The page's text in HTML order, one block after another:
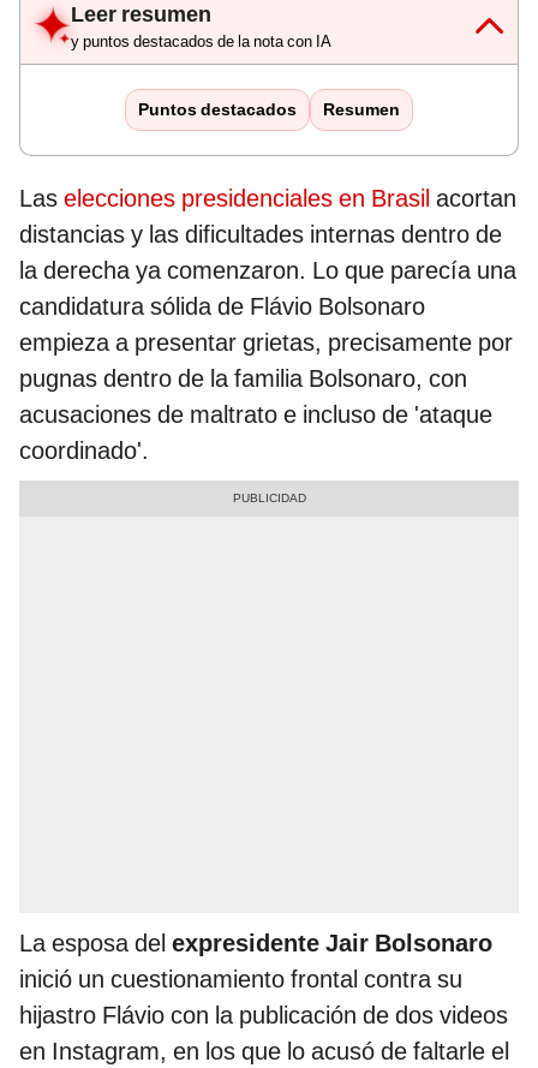
Leer resumen
y puntos destacados de la nota con IA
Puntos destacados Resumen
Las elecciones presidenciales en Brasil acortan
distancias y las dificultades internas dentro de
la derecha ya comenzaron. Lo que parecía una
candidatura sólida de Flávio Bolsonaro
empieza a presentar grietas, precisamente por
pugnas dentro de la familia Bolsonaro, con
acusaciones de maltrato e incluso de 'ataque
coordinado'.
La esposa del expresidente Jair Bolsonaro
inició un cuestionamiento frontal contra su
hijastro Flávio con la publicación de dos videos
en Instagram, en los que lo acusó de faltarle el